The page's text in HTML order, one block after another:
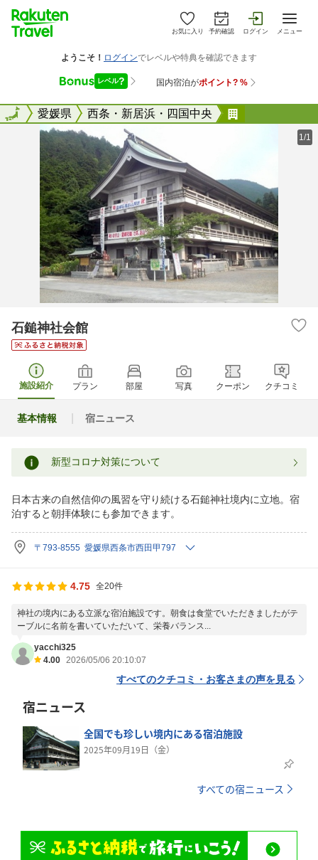
お気に入り 予約確認 ログイン メニュー
全国愛媛県 西条・新居浜・四国中央
全国
1/1
石鎚神社会館
施設紹介 プラン 部屋 写真 クーポン クチコミ
基本情報 宿ニュース
新型コロナ対策について
日本古来の自然信仰の風習を守り続ける石鎚神社境内に立地。宿
泊すると朝拝体験にも参加できます。
〒793-8555 愛媛県西条市西田甲797
4.75 全20件
神社の境内にある立派な宿泊施設です。朝食は食堂でいただきましたがテ
ーブルに名前を書いていただいて、栄養バランス...
yacchi325
4.00 2026/05/06 20:10:07
すべてのクチコミ・お客さまの声を見る
宿ニュース
全国でも珍しい境内にある宿泊施設
2025年09月19日（金）
すべての宿ニュース